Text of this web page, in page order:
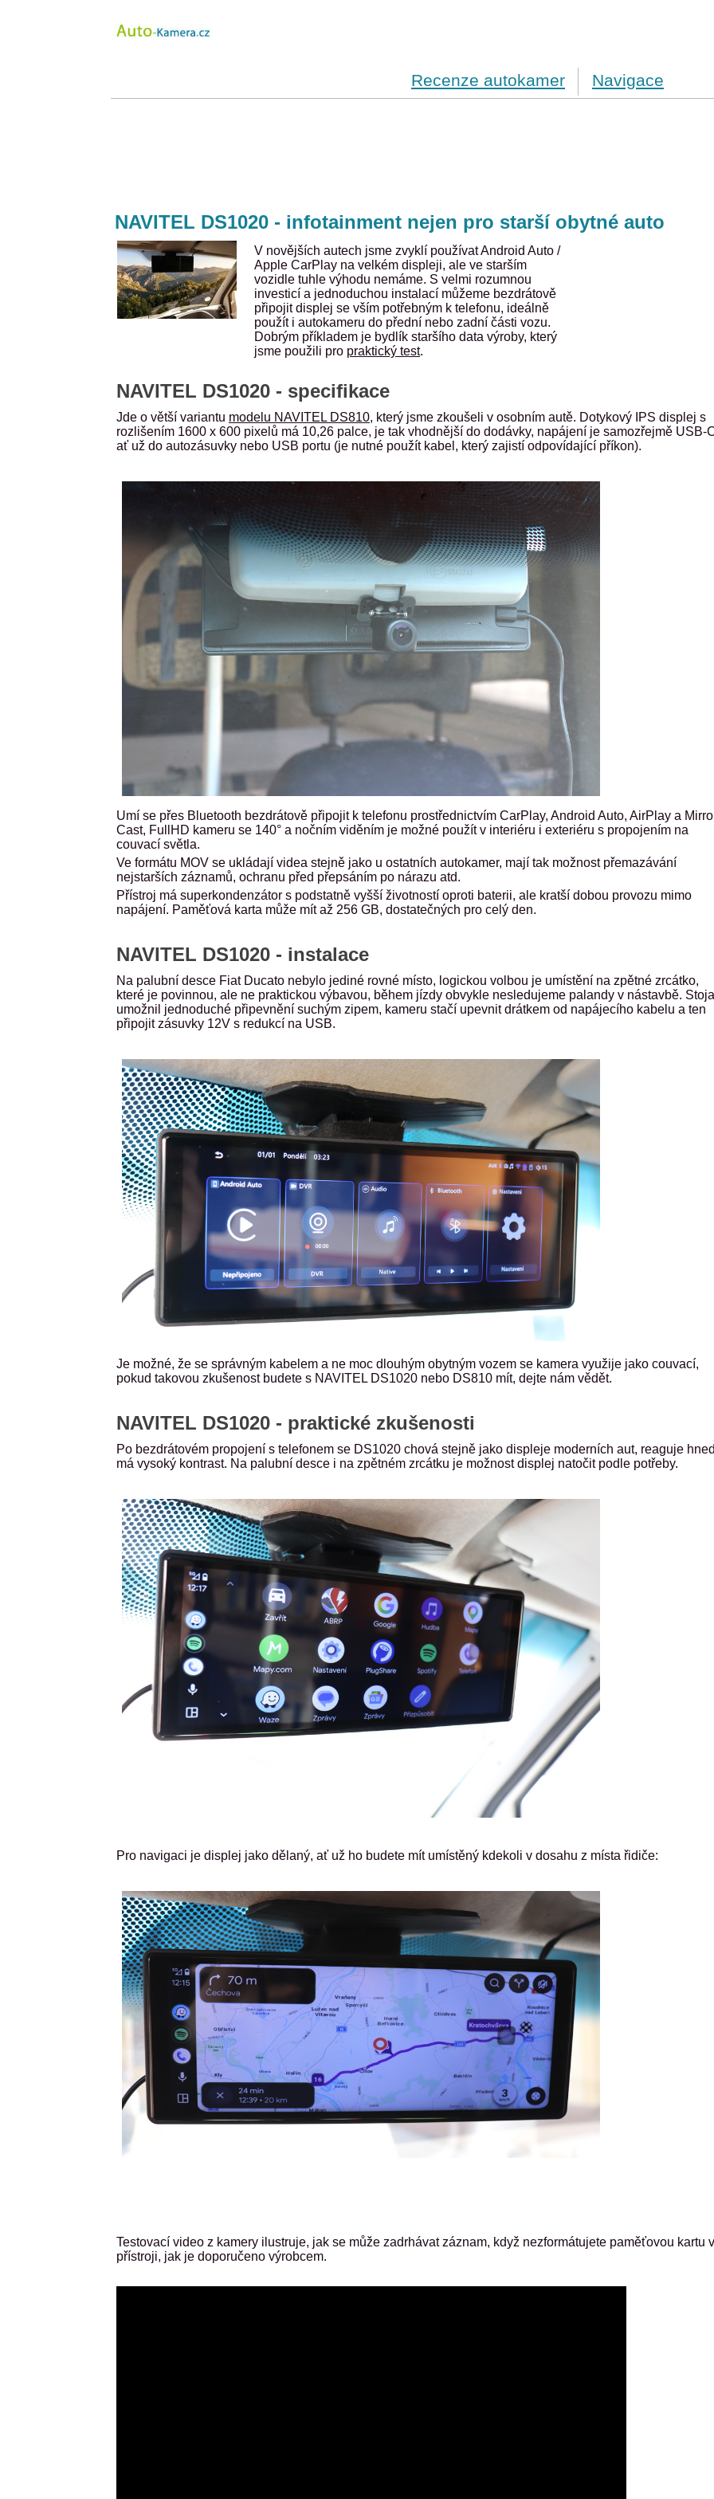
Recenze autokamer Navigace
NAVITEL DS1020 - infotainment nejen pro starší obytné auto
V novějších autech jsme zvyklí používat Android Auto /
Apple CarPlay na velkém displeji, ale ve starším
vozidle tuhle výhodu nemáme. S velmi rozumnou
investicí a jednoduchou instalací můžeme bezdrátově
připojit displej se vším potřebným k telefonu, ideálně
použít i autokameru do přední nebo zadní části vozu.
Dobrým příkladem je bydlík staršího data výroby, který
jsme použili pro praktický test.
NAVITEL DS1020 - specifikace
Jde o větší variantu modelu NAVITEL DS810, který jsme zkoušeli v osobním autě. Dotykový IPS displej s
rozlišením 1600 x 600 pixelů má 10,26 palce, je tak vhodnější do dodávky, napájení je samozřejmě USB-
ať už do autozásuvky nebo USB portu (je nutné použít kabel, který zajistí odpovídající příkon).
Umí se přes Bluetooth bezdrátově připojit k telefonu prostřednictvím CarPlay, Android Auto, AirPlay a
Cast, FullHD kameru se 140° a nočním viděním je možné použít v interiéru i exteriéru s propojením na
couvací světla.
Ve formátu MOV se ukládají videa stejně jako u ostatních autokamer, mají tak možnost přemazávání
nejstarších záznamů, ochranu před přepsáním po nárazu atd.
Přístroj má superkondenzátor s podstatně vyšší životností oproti baterii, ale kratší dobou provozu mimo
napájení. Paměťová karta může mít až 256 GB, dostatečných pro celý den.
NAVITEL DS1020 - instalace
Na palubní desce Fiat Ducato nebylo jediné rovné místo, logickou volbou je umístění na zpětné zrcátko,
které je povinnou, ale ne praktickou výbavou, během jízdy obvykle nesledujeme palandy v nástavbě.
umožnil jednoduché připevnění suchým zipem, kameru stačí upevnit drátkem od napájecího kabelu a ten
připojit zásuvky 12V s redukcí na USB.
Je možné, že se správným kabelem a ne moc dlouhým obytným vozem se kamera využije jako couvací,
pokud takovou zkušenost budete s NAVITEL DS1020 nebo DS810 mít, dejte nám vědět.
NAVITEL DS1020 - praktické zkušenosti
Po bezdrátovém propojení s telefonem se DS1020 chová stejně jako displeje moderních aut, reaguje
má vysoký kontrast. Na palubní desce i na zpětném zrcátku je možnost displej natočit podle potřeby.
Pro navigaci je displej jako dělaný, ať už ho budete mít umístěný kdekoli v dosahu z místa řidiče:
Testovací video z kamery ilustruje, jak se může zadrhávat záznam, když nezformátujete paměťovou kartu v
přístroji, jak je doporučeno výrobcem.